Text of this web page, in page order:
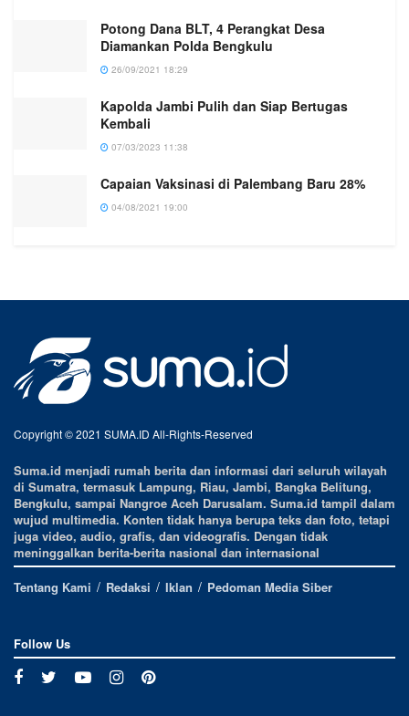
Potong Dana BLT, 4 Perangkat Desa
Diamankan Polda Bengkulu
26/09/2021 18:29
Kapolda Jambi Pulih dan Siap Bertugas
Kembali
07/03/2023 11:38
Capaian Vaksinasi di Palembang Baru 28%
04/08/2021 19:00
Copyright © 2021 SUMA.ID All-Rights-Reserved
Suma.id menjadi rumah berita dan informasi dari seluruh wilayah
di Sumatra, termasuk Lampung, Riau, Jambi, Bangka Belitung,
Bengkulu, sampai Nangroe Aceh Darusalam. Suma.id tampil dalam
wujud multimedia. Konten tidak hanya berupa teks dan foto, tetapi
juga video, audio, grafis, dan videografis. Dengan tidak
meninggalkan berita-berita nasional dan internasional
Tentang Kami
Redaksi Iklan Pedoman Media Siber
Follow Us